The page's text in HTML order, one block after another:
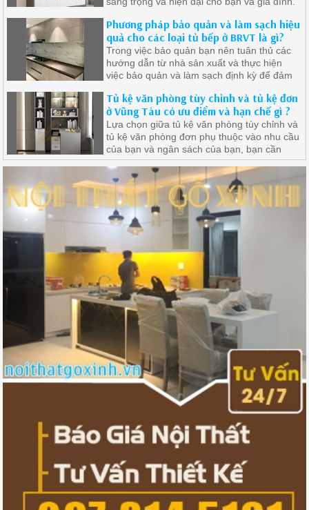
Phương pháp bảo quản và làm sạch hiệu
quả cho các loại tủ bếp ở BRVT là gì?
Trong việc bảo quản bạn nên tuân thủ các
hướng dẫn từ nhà sản xuất và thực hiện
việc bảo quản và làm sạch định kỳ để đảm
Tủ kệ văn phòng tùy chỉnh và tủ kệ đơn
ở Vũng Tàu có ưu điểm và hạn chế gì ?
Lựa chọn giữa tủ kệ văn phòng tùy chỉnh và
tủ kệ văn phòng đơn phụ thuộc vào nhu cầu
của bạn và ngân sách của bạn, bạn cần
xem xét cẩn thận nhu cầu và ưu tiên của
mình để chọn loại tủ kệ phù hợp nhất với
không gian làm việc của bạn.